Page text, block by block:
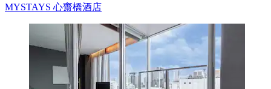
MYSTAYS 心齋橋酒店